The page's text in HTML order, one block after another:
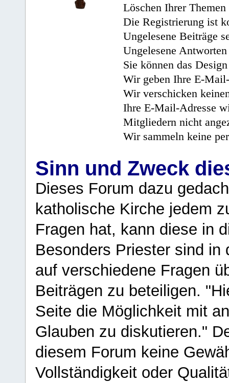
Löschen Ihrer
Die Registrierung ist
Ungelesene Beiträge
Ungelesene
Sie können das
Wir geben Ihre E-
Wir verschicken
Ihre E-Mail-Adresse
Mitgliedern nicht
Wir sammeln keine
Sinn und Zweck
Dieses Forum dazu
katholische Kirche jedem
Fragen hat, kann diese in
Besonders Priester sind in
auf verschiedene Fragen
Beiträgen zu beteiligen.
Seite die Möglichkeit mit
Glauben zu diskutieren."
diesem Forum keine
Vollständigkeit oder